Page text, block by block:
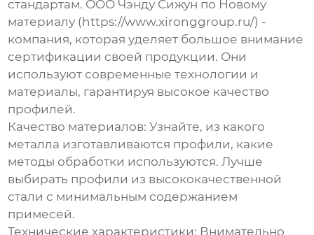
стандартам. ООО Чэнду Сижун по Новому
материалу (https://www.xironggroup.ru/) -
компания, которая уделяет большое внимание
сертификации своей продукции. Они
используют современные технологии и
материалы, гарантируя высокое качество
профилей.
Качество материалов: Узнайте, из какого
металла изготавливаются профили, какие
методы обработки используются. Лучше
выбирать профили из высококачественной
стали с минимальным содержанием
примесей.
Технические характеристики: Внимательно